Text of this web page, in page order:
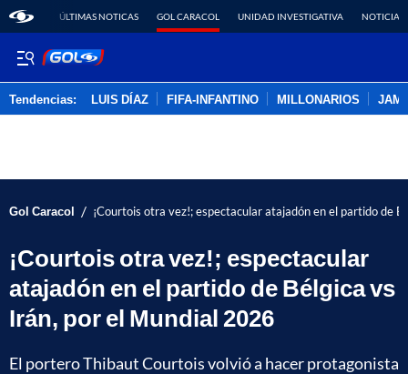
ÚLTIMAS NOTICAS GOL CARACOL UNIDAD INVESTIGATIVA NOTICIAS
Tendencias: LUIS DÍAZ FIFA-INFANTINO MILLONARIOS
Gol Caracol / ¡Courtois otra vez!; espectacular atajadón en el partido de
¡Courtois otra vez!; espectacular
atajadón en el partido de Bélgica vs
Irán, por el Mundial 2026
El portero Thibaut Courtois volvió a hacer protagonista